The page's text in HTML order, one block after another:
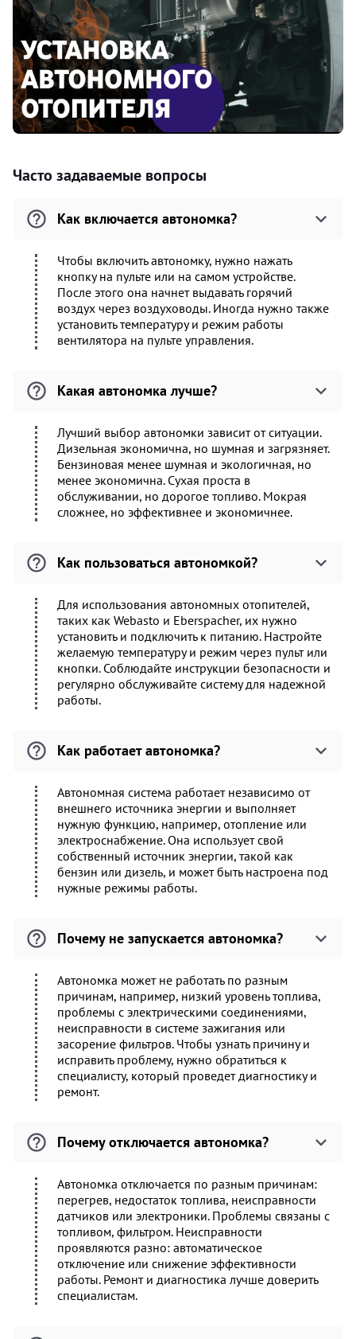
Часто задаваемые вопросы
Как включается автономка?
Чтобы включить автономку, нужно нажать
кнопку на пульте или на самом устройстве.
После этого она начнет выдавать горячий
воздух через воздуховоды. Иногда нужно также
установить температуру и режим работы
вентилятора на пульте управления.
Какая автономка лучше?
Лучший выбор автономки зависит от ситуации.
Дизельная экономична, но шумная и загрязняет.
Бензиновая менее шумная и экологичная, но
менее экономична. Сухая проста в
обслуживании, но дорогое топливо. Мокрая
сложнее, но эффективнее и экономичнее.
Как пользоваться автономкой?
Для использования автономных отопителей,
таких как Webasto и Eberspacher, их нужно
установить и подключить к питанию. Настройте
желаемую температуру и режим через пульт или
кнопки. Соблюдайте инструкции безопасности и
регулярно обслуживайте систему для надежной
работы.
Как работает автономка?
Автономная система работает независимо от
внешнего источника энергии и выполняет
нужную функцию, например, отопление или
электроснабжение. Она использует свой
собственный источник энергии, такой как
бензин или дизель, и может быть настроена под
нужные режимы работы.
Почему не запускается автономка?
Автономка может не работать по разным
причинам, например, низкий уровень топлива,
проблемы с электрическими соединениями,
неисправности в системе зажигания или
засорение фильтров. Чтобы узнать причину и
исправить проблему, нужно обратиться к
специалисту, который проведет диагностику и
ремонт.
Почему отключается автономка?
Автономка отключается по разным причинам:
перегрев, недостаток топлива, неисправности
датчиков или электроники. Проблемы связаны с
топливом, фильтром. Неисправности
проявляются разно: автоматическое
отключение или снижение эффективности
работы. Ремонт и диагностика лучше доверить
специалистам.